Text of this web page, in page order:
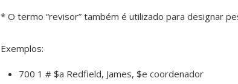
* O termo “revisor” também é utilizado para designar
Exemplos:
700 1 # $a Redfield, James, $e coordenador